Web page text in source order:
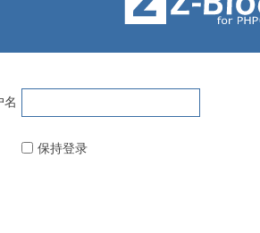
名
保持登录